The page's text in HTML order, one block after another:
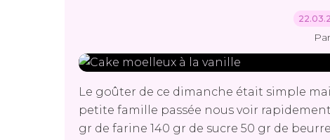
Le goûter de ce dimanche était simple
petite famille passée nous voir
gr de farine 140 gr de sucre 50 gr de